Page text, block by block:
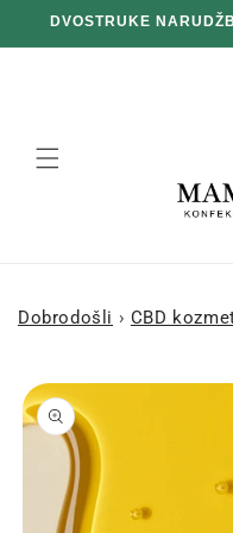
na
sadržaj
DVOSTRUKE
Dobrodošli › CBD
Prijeđi na
proizvodu